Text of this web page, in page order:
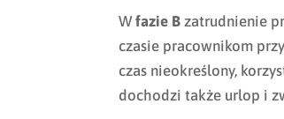
Wfazie Bzatrudnienie
czasie pracownikom
czas nieokreślony,
dochodzi także urlop i